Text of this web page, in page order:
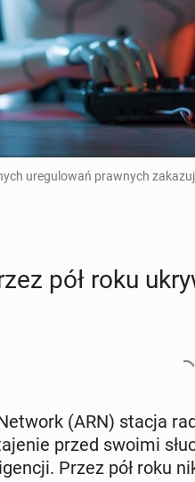
uregulowań prawnych
pół roku
(ARN) stacja
przed swoimi
Przez pół roku